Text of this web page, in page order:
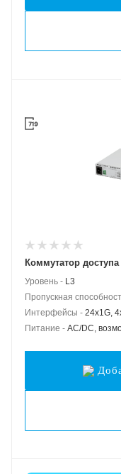
Коммутатор
Уровень - L3
Пропускная
Интерфейсы - 24x1G,
Питание - AC/DC,